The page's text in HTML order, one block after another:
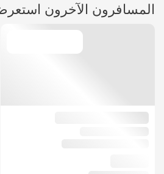
المسافرون الآخرون